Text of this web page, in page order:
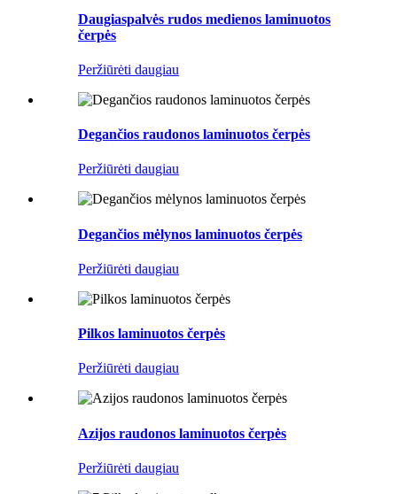
Daugiaspalvės rudos medienos laminuotos
čerpės
Peržiūrėti daugiau
Degančios raudonos laminuotos čerpės
Peržiūrėti daugiau
Degančios mėlynos laminuotos čerpės
Peržiūrėti daugiau
Pilkos laminuotos čerpės
Peržiūrėti daugiau
Azijos raudonos laminuotos čerpės
Peržiūrėti daugiau